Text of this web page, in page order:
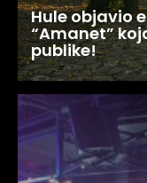
Hule objavio
“Amanet”
publike!